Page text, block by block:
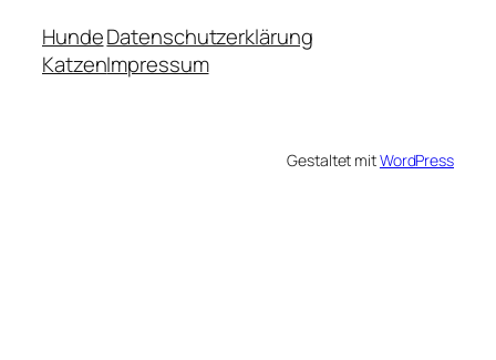
Hunde
Katzen
Datenschutzerklärung
Impressum
Gestaltet mitWordPress